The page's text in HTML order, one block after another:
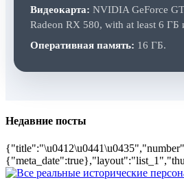
Видеокарта: NVIDIA GeForce
Radeon RX 580, with at least 6 ГБ
Оперативная память: 16 ГБ.
Недавние посты